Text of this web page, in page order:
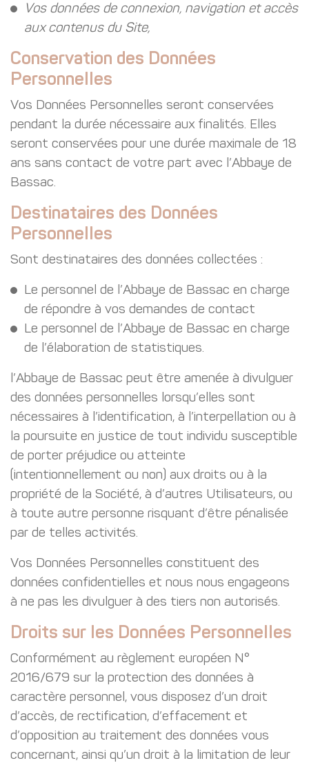
Vos données de connexion, navigation et accès
aux contenus du Site,
Conservation des Données
Personnelles
Vos Données Personnelles seront conservées
pendant la durée nécessaire aux finalités. Elles
seront conservées pour une durée maximale de 18
ans sans contact de votre part avec l’Abbaye de
Bassac.
Destinataires des Données
Personnelles
Sont destinataires des données collectées :
Le personnel de l’Abbaye de Bassac en charge
de répondre à vos demandes de contact
Le personnel de l’Abbaye de Bassac en charge
de l’élaboration de statistiques.
l’Abbaye de Bassac peut être amenée à divulguer
des données personnelles lorsqu’elles sont
nécessaires à l’identification, à l’interpellation ou à
la poursuite en justice de tout individu susceptible
de porter préjudice ou atteinte
(intentionnellement ou non) aux droits ou à la
propriété de la Société, à d’autres Utilisateurs, ou
à toute autre personne risquant d’être pénalisée
par de telles activités.
Vos Données Personnelles constituent des
données confidentielles et nous nous engageons
à ne pas les divulguer à des tiers non autorisés.
Droits sur les Données Personnelles
Conformément au règlement européen N°
2016/679 sur la protection des données à
caractère personnel, vous disposez d’un droit
d’accès, de rectification, d’effacement et
d’opposition au traitement des données vous
concernant, ainsi qu’un droit à la limitation de leur